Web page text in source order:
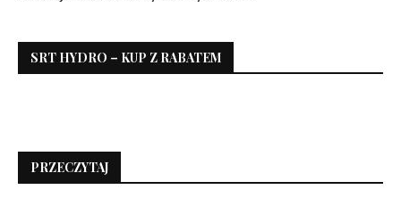
SRT HYDRO – KUP Z RABATEM
PRZECZYTAJ